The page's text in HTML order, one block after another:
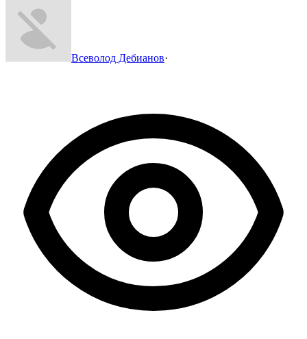
Всеволод Дебианов·